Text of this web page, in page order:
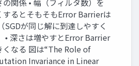
の関係 • 幅（フィルタ数）を
するとそもそもError Barrierは
SGDが同じ解に到達しやすく
• 深さは増やすとError Barrier
くなる 図は“The Role of
Invariance in Linear